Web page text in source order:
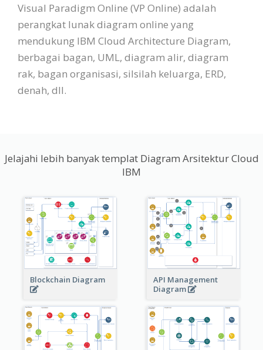
Visual Paradigm Online (VP Online) adalah
perangkat lunak diagram online yang
mendukung IBM Cloud Architecture Diagram,
berbagai bagan, UML, diagram alir, diagram
rak, bagan organisasi, silsilah keluarga, ERD,
denah, dll.
Jelajahi lebih banyak templat Diagram Arsitektur Cloud
IBM
Blockchain Diagram
API Management
Diagram